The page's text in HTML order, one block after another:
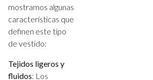
mostramos algunas
características que
definen este tipo
de vestido:
Tejidos ligeros y
fluidos: Los